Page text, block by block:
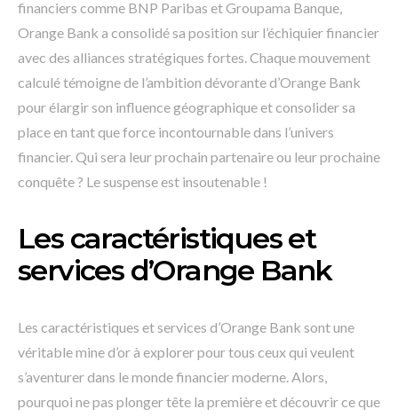
financiers comme BNP Paribas et Groupama Banque,
Orange Bank a consolidé sa position sur l’échiquier financier
avec des alliances stratégiques fortes. Chaque mouvement
calculé témoigne de l’ambition dévorante d’Orange Bank
pour élargir son influence géographique et consolider sa
place en tant que force incontournable dans l’univers
financier. Qui sera leur prochain partenaire ou leur prochaine
conquête ? Le suspense est insoutenable !
Les caractéristiques et
services d’Orange Bank
Les caractéristiques et services d’Orange Bank sont une
véritable mine d’or à explorer pour tous ceux qui veulent
s’aventurer dans le monde financier moderne. Alors,
pourquoi ne pas plonger tête la première et découvrir ce que